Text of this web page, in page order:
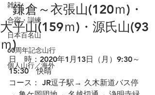
雑記
合宿・訓練
日本百名山
60周年記念山行
個人山行／海外
鎌倉～衣張山(120ｍ)・
大平山(159ｍ)・源氏山(93
ｍ)
日　時：2020年1月13日（月）9:30～
15:30　快晴
コース： JR逗子駅→ 久木新道バス停